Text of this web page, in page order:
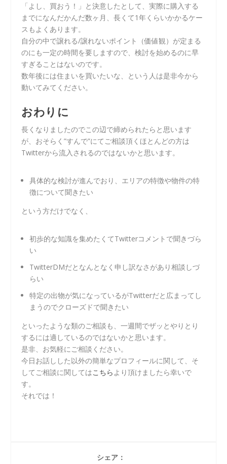
「よし、買おう！」と決意したとして、実際に購入する
までになんだかんだ数ヶ月、長くて1年くらいかかるケー
スもよくあります。
自分の中で譲れる/譲れないポイント（価値観）が定まる
のにも一定の時間を要しますので、検討を始めるのに早
すぎることはないのです。
数年後には住まいを買いたいな、という人は是非今から
動いてみてください。
おわりに
長くなりましたのでこの辺で締められたらと思います
が、おそらく”すんで”にてご相談頂くほとんどの方は
Twitterから流入されるのではないかと思います。
具体的な検討が進んでおり、エリアの特徴や物件の特
徴について聞きたい
という方だけでなく、
初歩的な知識を集めたくてTwitterコメントで聞きづら
い
TwitterDMだとなんとなく申し訳なさがあり相談しづ
らい
特定の出物が気になっているがTwitterだと広まってし
まうのでクローズドで聞きたい
といったような類のご相談も、一週間でザッとやりとり
するには適しているのではないかと思います。
是非、お気軽にご相談ください。
今日お話しした以外の簡単なプロフィールに関して、そ
してご相談に関してはこちら より頂けましたら幸いで
す。
それでは！
シェア：